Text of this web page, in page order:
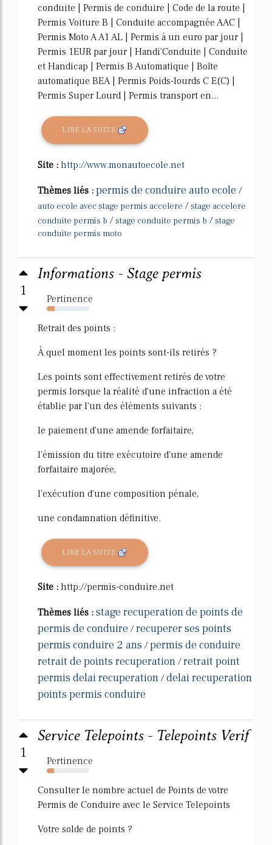
conduite | Permis de conduire | Code de la route |
Permis Voiture B | Conduite accompagnée AAC |
Permis Moto A A1 AL | Permis à un euro par jour |
Permis 1EUR par jour | Handi'Conduite | Conduite
et Handicap | Permis B Automatique | Boîte
automatique BEA | Permis Poids-lourds C E(C) |
Permis Super Lourd | Permis transport en...
LIRE LA SUITE
Site : http://www.monautoecole.net
Thèmes liés : permis de conduire auto ecole /
auto ecole avec stage permis accelere /stage accelere
conduite permis b /stage conduite permis b /stage
conduite permis moto
1
Informations - Stage permis
Pertinence
19%
Retrait des points :
À quel moment les points sont-ils retirés ?
Les points sont effectivement retirés de votre
permis lorsque la réalité d'une infraction a été
établie par l'un des éléments suivants :
le paiement d'une amende forfaitaire,
l'émission du titre exécutoire d'une amende
forfaitaire majorée,
l'exécution d'une composition pénale,
une condamnation définitive.
LIRE LA SUITE
Site : http://permis-conduire.net
Thèmes liés : stage recuperation de points de
permis de conduire /recuperer ses points
permis conduire 2 ans /permis de conduire
retrait de points recuperation /retrait point
permis delai recuperation /delai recuperation
points permis conduire
1
Service Telepoints - Telepoints Verif
Pertinence
17%
Consulter le nombre actuel de Points de votre
Permis de Conduire avec le Service Telepoints
Votre solde de points ?